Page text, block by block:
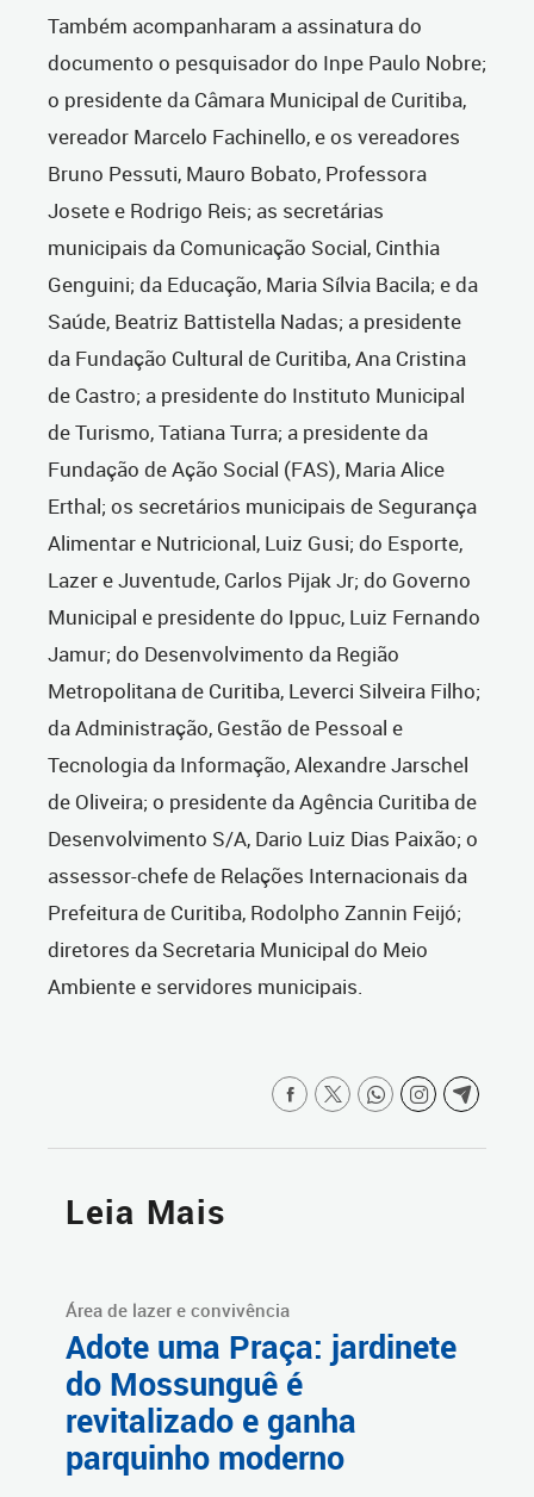
Também acompanharam a assinatura do
documento o pesquisador do Inpe Paulo Nobre;
o presidente da Câmara Municipal de Curitiba,
vereador Marcelo Fachinello, e os vereadores
Bruno Pessuti, Mauro Bobato, Professora
Josete e Rodrigo Reis; as secretárias
municipais da Comunicação Social, Cinthia
Genguini; da Educação, Maria Sílvia Bacila; e da
Saúde, Beatriz Battistella Nadas; a presidente
da Fundação Cultural de Curitiba, Ana Cristina
de Castro; a presidente do Instituto Municipal
de Turismo, Tatiana Turra; a presidente da
Fundação de Ação Social (FAS), Maria Alice
Erthal; os secretários municipais de Segurança
Alimentar e Nutricional, Luiz Gusi; do Esporte,
Lazer e Juventude, Carlos Pijak Jr; do Governo
Municipal e presidente do Ippuc, Luiz Fernando
Jamur; do Desenvolvimento da Região
Metropolitana de Curitiba, Leverci Silveira Filho;
da Administração, Gestão de Pessoal e
Tecnologia da Informação, Alexandre Jarschel
de Oliveira; o presidente da Agência Curitiba de
Desenvolvimento S/A, Dario Luiz Dias Paixão; o
assessor-chefe de Relações Internacionais da
Prefeitura de Curitiba, Rodolpho Zannin Feijó;
diretores da Secretaria Municipal do Meio
Ambiente e servidores municipais.
Leia Mais
Área de lazer e convivência
Adote uma Praça: jardinete
do Mossunguê é
revitalizado e ganha
parquinho moderno